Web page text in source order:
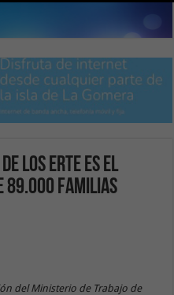
los ERTE es el
89.000 familias
del Ministerio de Trabajo de